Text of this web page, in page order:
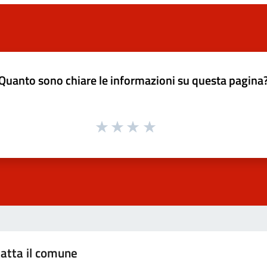
sono chiare le informazioni su questa
il comune